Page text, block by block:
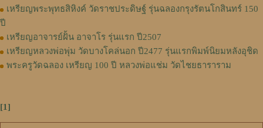
เหรียญพระพุทธสิหิงค์ วัดราชประดิษฐ์ รุ่นฉลองกรุงรัตนโกสินทร์ 150
ปี
เหรียญอาจารย์ฝั้น อาจาโร รุ่นแรก ปี2507
เหรียญหลวงพ่อพุ่ม วัดบางโคล่นอก ปี2477 รุ่นแรกพิมพ์นิยมหลังอุชิด
พระครูวัดฉลอง เหรียญ 100 ปี หลวงพ่อแช่ม วัดไชยธาราราม
[1]